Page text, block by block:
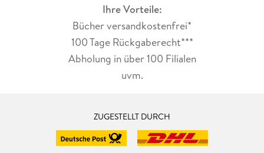
Ihre Vorteile:
Bücher versandkostenfrei*
100 Tage Rückgaberecht***
Abholung in über 100 Filialen
uvm.
ZUGESTELLT DURCH